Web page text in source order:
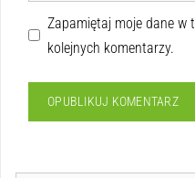
Zapamiętaj moje dane w
kolejnych komentarzy.